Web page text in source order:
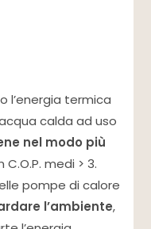
l’energia termica
calda ad uso
nel modo più
C.O.P. medi > 3.
pompe di calore
l’ambiente,